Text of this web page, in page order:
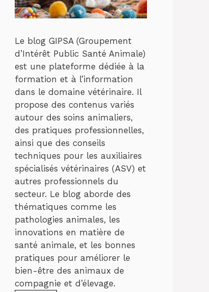
Le blog GIPSA (Groupement
d’Intérêt Public Santé Animale)
est une plateforme dédiée à la
formation et à l’information
dans le domaine vétérinaire. Il
propose des contenus variés
autour des soins animaliers,
des pratiques professionnelles,
ainsi que des conseils
techniques pour les auxiliaires
spécialisés vétérinaires (ASV) et
autres professionnels du
secteur. Le blog aborde des
thématiques comme les
pathologies animales, les
innovations en matière de
santé animale, et les bonnes
pratiques pour améliorer le
bien-être des animaux de
compagnie et d’élevage.